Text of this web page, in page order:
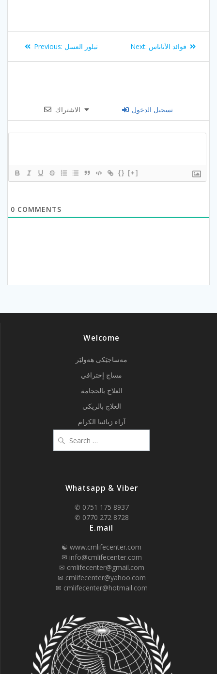
Post
navigation
Previous: Previous
تبلور العسل Next: Next
فوائد الأناناس
الاشتراك تسجيل الدخول
{} [+]
0 COMMENTS
Welcome
مەساجێکی هەولێر
مساج إحترافي
العلاج بالحجامة
العلاج بالريكي
آراء زبائننا الكرام
for:
Whatsapp & Viber
✆ 0751 175 8937
✆ 0770 272 8728
E.mail
☯ www.cmlifecenter.com
✉ info@cmlifecenter.com
✉ cmlifecenter@gmail.com
✉ cmlifecenter@yahoo.com
✉ cmlifecenter@hotmail.com